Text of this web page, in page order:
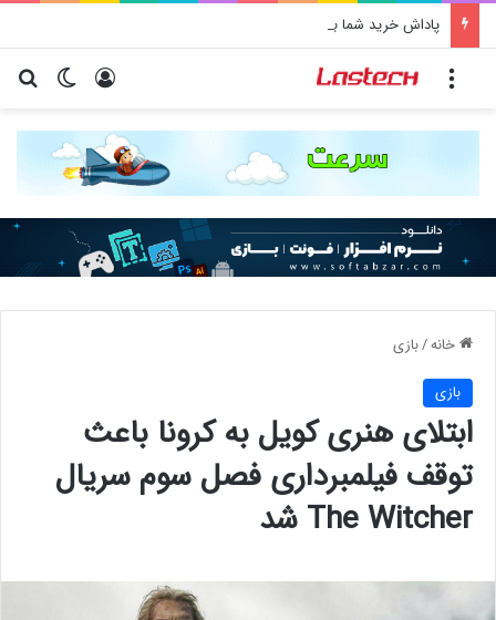
پاداش خرید شما با تارا، سهم سلامتی کودکان محک می‌­شود
تغییر ورود
خانه/بازی
بازی
ابتلای هنری کویل به کرونا باعث
توقف فیلمبرداری فصل سوم سریال
The Witcher شد